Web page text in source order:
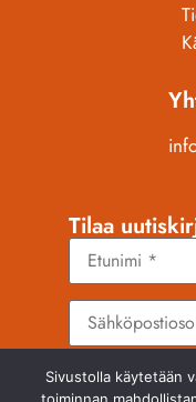
Tilaa
TILAA
Sivustolla käytetään